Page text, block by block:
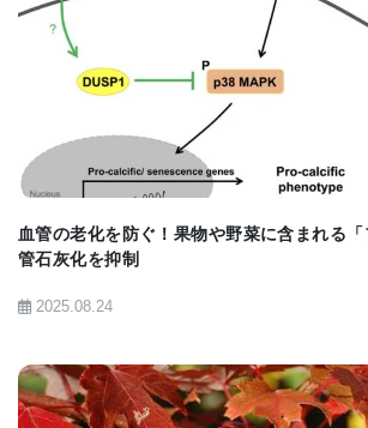
報を送っているのではないかと考え
ば生成熱量とか、どんなタイプの自
どれだけ消費されているか、あるい
るか、体にどれだけの脂肪が蓄えら
るいは消費したかなどの情報である
Garretsonは、｢褐色脂肪は、温度が
生し始めると、能動的に健康維持の
るのである。私の研究室のDr.
ンバーが、褐色脂肪組織は、熱くな
BIOMARKET JP
血管の老化を防ぐ！果物や野菜に含まれる
管石灰化を抑制
2025.08.24